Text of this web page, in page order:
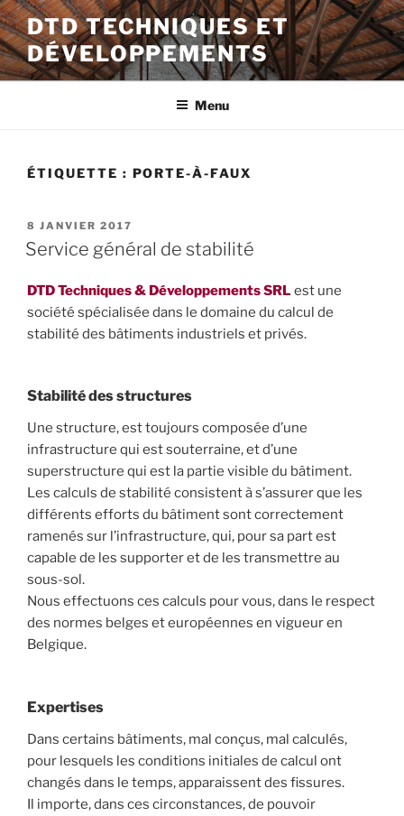
Aller
au
contenu
principal
DTD TECHNIQUES ET
DÉVELOPPEMENTS
Menu
ÉTIQUETTE : PORTE-À-FAUX
PUBLIÉ
LE
8 JANVIER 2017
Service général de stabilité
DTD Techniques & Développements SRL est une
société spécialisée dans le domaine du calcul de
stabilité des bâtiments industriels et privés.
Stabilité des structures
Une structure, est toujours composée d’une
infrastructure qui est souterraine, et d’une
superstructure qui est la partie visible du bâtiment.
Les calculs de stabilité consistent à s’assurer que les
différents efforts du bâtiment sont correctement
ramenés sur l’infrastructure, qui, pour sa part est
capable de les supporter et de les transmettre au
sous-sol.
Nous effectuons ces calculs pour vous, dans le respect
des normes belges et européennes en vigueur en
Belgique.
Expertises
Dans certains bâtiments, mal conçus, mal calculés,
pour lesquels les conditions initiales de calcul ont
changés dans le temps, apparaissent des fissures.
Il importe, dans ces circonstances, de pouvoir